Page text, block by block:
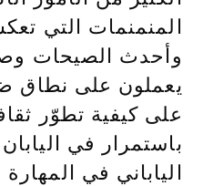
المنمنمات التي
وأحدث الصيحات
يعملون على نطاق
على كيفية تطوّر
باستمرار في
الياباني في